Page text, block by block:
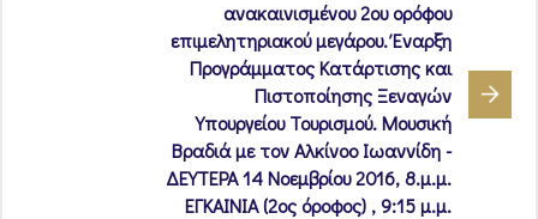
ανακαινισμένου 2ου ορόφου
επιμελητηριακού μεγάρου. Έναρξη
Προγράμματος Κατάρτισης και
Πιστοποίησης Ξεναγών
Υπουργείου Τουρισμού. Μουσική
Βραδιά με τον Αλκίνοο Ιωαννίδη -
ΔΕΥΤΕΡΑ 14 Νοεμβρίου 2016, 8.μ.μ.
ΕΓΚΑΙΝΙΑ (2ος όροφος) , 9:15 μ.μ.